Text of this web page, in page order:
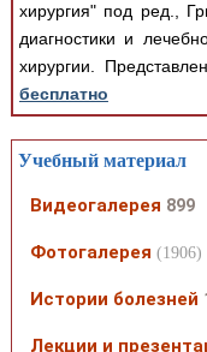
хирургия" под ред.,
диагностики и
хирургии.
бесплатно
Учебный материал
Видеогалерея 899
Фотогалерея (1906)
Истории болезней
Лекции и